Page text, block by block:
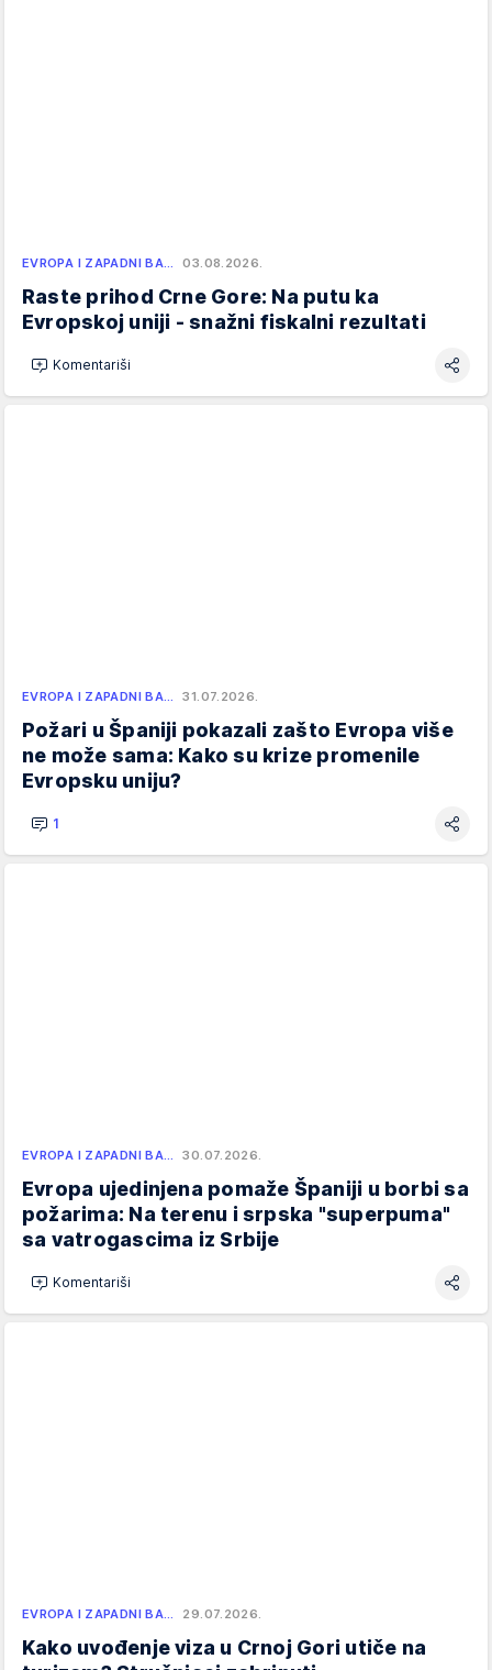
EVROPA I ZAPADNI BA… 03.08.2026.
Raste prihod Crne Gore: Na putu ka
Evropskoj uniji - snažni fiskalni rezultati
Komentariši
EVROPA I ZAPADNI BA… 31.07.2026.
Požari u Španiji pokazali zašto Evropa više
ne može sama: Kako su krize promenile
Evropsku uniju?
1
EVROPA I ZAPADNI BA… 30.07.2026.
Evropa ujedinjena pomaže Španiji u borbi sa
požarima: Na terenu i srpska "superpuma"
sa vatrogascima iz Srbije
Komentariši
EVROPA I ZAPADNI BA… 29.07.2026.
Kako uvođenje viza u Crnoj Gori utiče na